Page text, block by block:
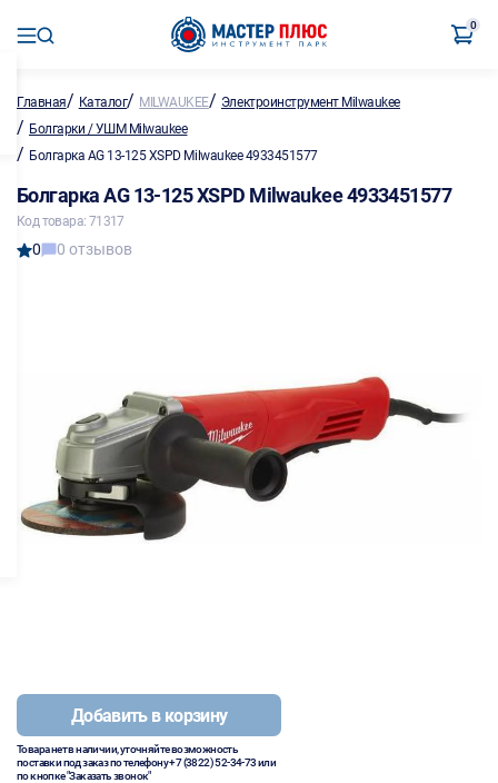
0
Главная/ Каталог/ MILWAUKEE/ Электроинструмент Milwaukee
/ Болгарки / УШМ Milwaukee
/ Болгарка AG 13-125 XSPD Milwaukee 4933451577
Болгарка AG 13-125 XSPD Milwaukee 4933451577
Код товара: 71317
0 0 отзывов
Добавить в корзину
Товара нет в наличии, уточняйте возможность
поставки под заказ по телефону+7 (3822) 52-34-73или
по кнопке "Заказать звонок"